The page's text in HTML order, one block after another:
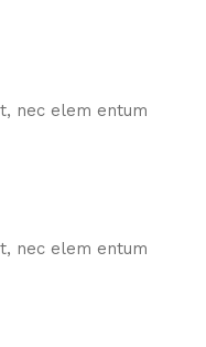
nec elem entum
nec elem entum